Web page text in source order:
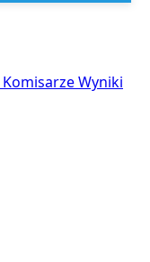
KomisarzeWyniki